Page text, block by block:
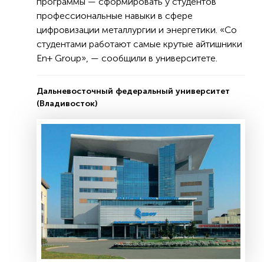
профессиональные навыки в сфере
цифровизации металлургии и энергетики. «Со
студентами работают самые крутые айтишники
En+ Group», — сообщили в университете.
Дальневосточный федеральный университет
(Владивосток)